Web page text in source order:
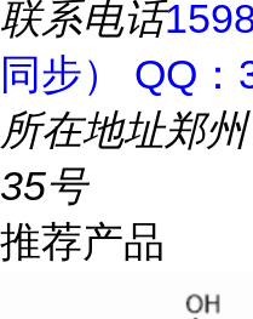
联系电话
同步） QQ
所在地址郑
35号
推荐产品